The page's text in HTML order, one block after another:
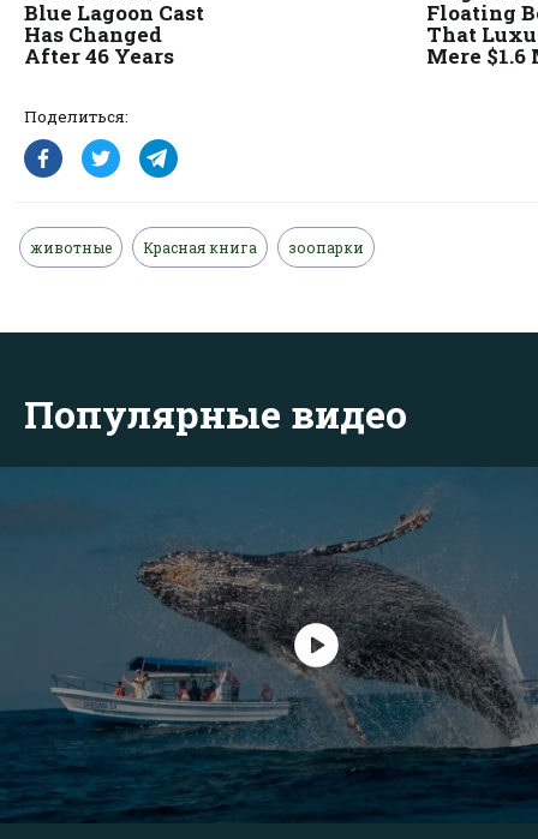
Поделиться:
животные Красная книга зоопарки
Популярные видео